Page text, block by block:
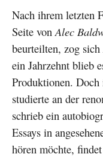
Nach ihrem letzten
Seite von Alec
beurteilten, zog sich
ein Jahrzehnt blieb
Produktionen.
studierte an der
schrieb ein
Essays in
hören möchte,